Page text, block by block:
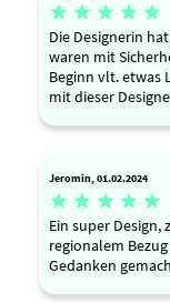
    
Die Designerin
waren mit
Beginn vlt. etwas
mit dieser
Jeromin, 01.02.2024
    
Ein super
regionalem
Gedanken